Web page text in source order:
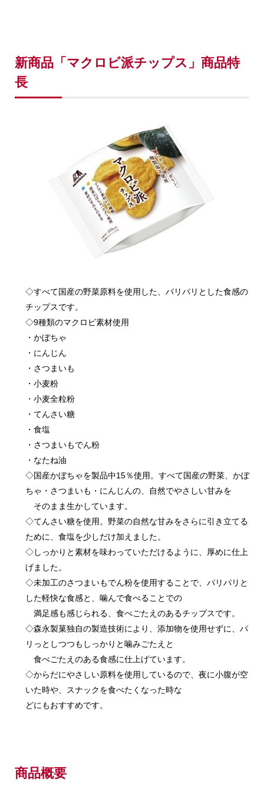
新商品「マクロビ派チップス」商品特
長
◇すべて国産の野菜原料を使用した、パリパリとした食感の
チップスです。
◇9種類のマクロビ素材使用
・かぼちゃ
・にんじん
・さつまいも
・小麦粉
・小麦全粒粉
・てんさい糖
・食塩
・さつまいもでん粉
・なたね油
◇国産かぼちゃを製品中15％使用。すべて国産の野菜、かぼ
ちゃ・さつまいも・にんじんの、自然でやさしい甘みを
そのまま生かしています。
◇てんさい糖を使用。野菜の自然な甘みをさらに引き立てる
ために、食塩を少しだけ加えました。
◇しっかりと素材を味わっていただけるように、厚めに仕上
げました。
◇未加工のさつまいもでん粉を使用することで、パリパリと
した軽快な食感と、噛んで食べることでの
満足感も感じられる、食べごたえのあるチップスです。
◇森永製菓独自の製造技術により、添加物を使用せずに、パ
リっとしつつもしっかりと噛みごたえと
食べごたえのある食感に仕上げています。
◇からだにやさしい原料を使用しているので、夜に小腹が空
いた時や、スナックを食べたくなった時な
どにもおすすめです。
商品概要